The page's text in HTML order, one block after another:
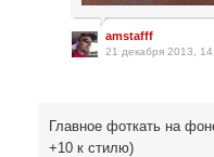
amstafff
21 декабря 2013,
Главное фоткать на
+10 к стилю)